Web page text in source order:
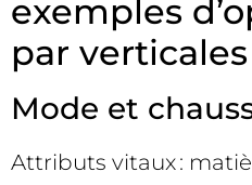
exemples
par verticales
Mode et
Attributs vitaux :